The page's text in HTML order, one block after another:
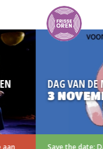
DAG VAN DE
3
Save the date: Dag